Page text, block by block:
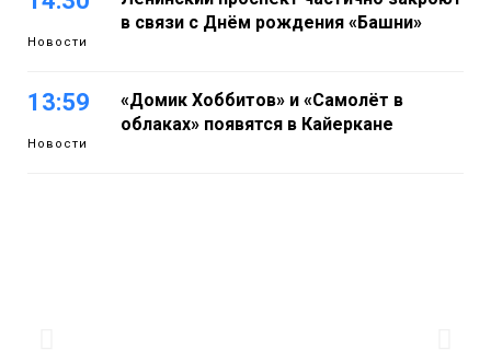
Новости
в связи с Днём рождения «Башни»
13:59
Новости
«Домик Хоббитов» и «Самолёт в
облаках» появятся в Кайеркане